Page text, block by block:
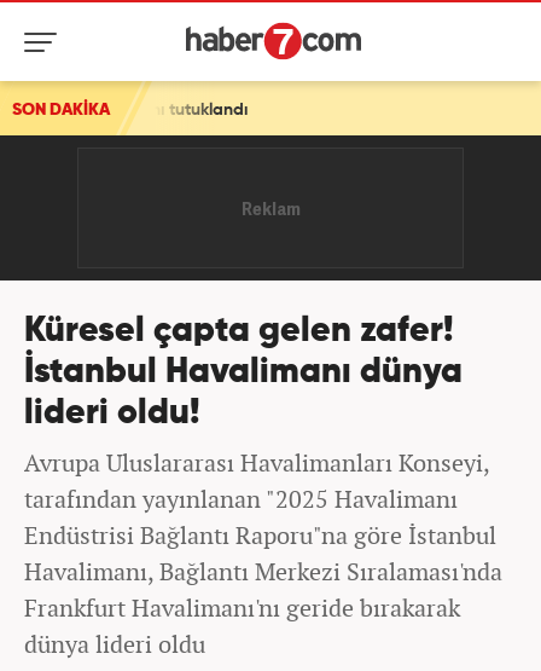
SON DAKİKA
tutuklandı
Küresel çapta gelen zafer!
İstanbul Havalimanı dünya
lideri oldu!
Avrupa Uluslararası Havalimanları Konseyi,
tarafından yayınlanan "2025 Havalimanı
Endüstrisi Bağlantı Raporu"na göre İstanbul
Havalimanı, Bağlantı Merkezi Sıralaması'nda
Frankfurt Havalimanı'nı geride bırakarak
dünya lideri oldu